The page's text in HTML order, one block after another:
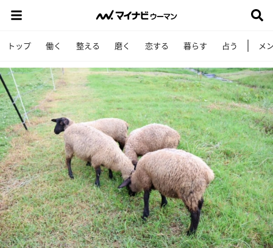
トップ 働く 整える 磨く 恋する 暮らす 占う メ